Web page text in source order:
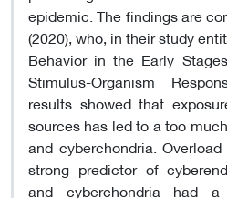
epidemic. The findings are
(2020), who, in their study
Behavior in the Early
Stimulus-Organism
results showed that
sources has led to a too
and cyberchondria.
strong predictor of
and cyberchondria had